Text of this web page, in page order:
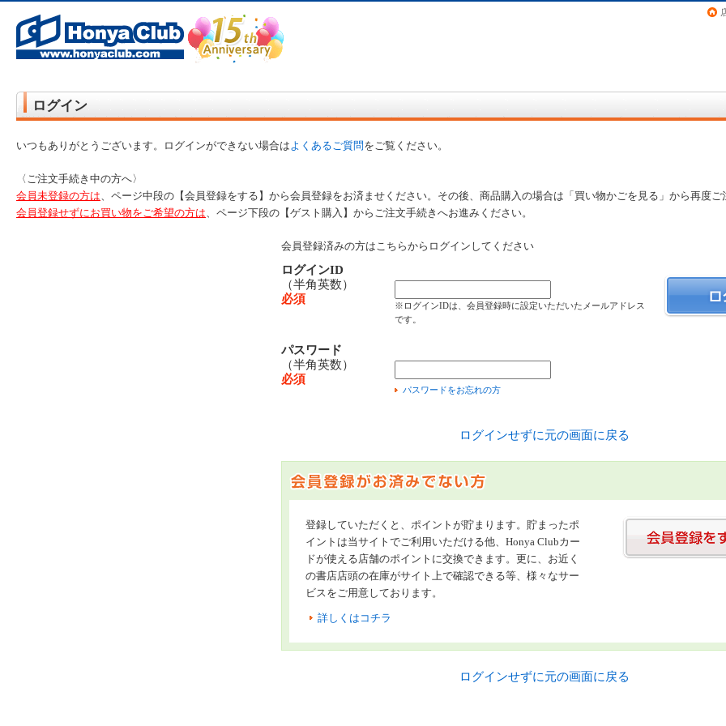
ログイン
いつもありがとうございます。ログインができない場合はよくあるご質問をご覧ください。
〈ご注文手続き中の方へ〉
会員未登録の方は、ページ中段の【会員登録をする】から会員登録をお済ませください。その後、商品購入の場合は「買い物かごを見る」から再度ご
会員登録せずにお買い物をご希望の方は、ページ下段の【ゲスト購入】からご注文手続きへお進みください。
会員登録済みの方はこちらからログインしてください
ログインID
（半角英数）
必須
※ログインIDは、会員登録時に設定いただいたメールアドレス
です。
パスワード
（半角英数）
必須
パスワードをお忘れの方
ログインせずに元の画面に戻る
登録していただくと、ポイントが貯まります。貯まったポ
イントは当サイトでご利用いただける他、Honya Clubカー
ドが使える店舗のポイントに交換できます。更に、お近く
の書店店頭の在庫がサイト上で確認できる等、様々なサー
ビスをご用意しております。
詳しくはコチラ
ログインせずに元の画面に戻る